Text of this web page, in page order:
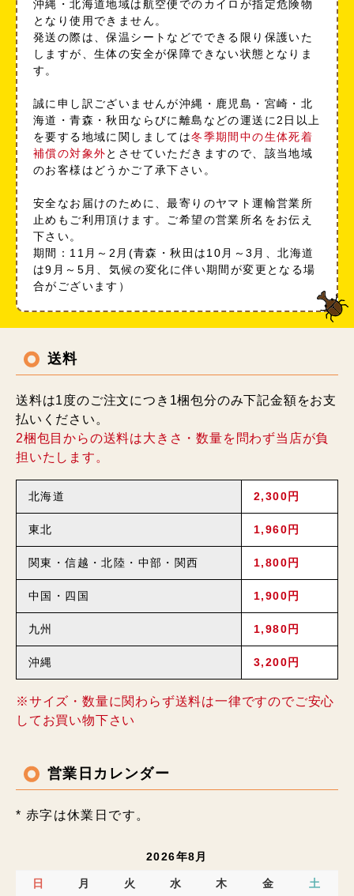
沖縄・北海道地域は航空便でのカイロが指定危険物
となり使用できません。
発送の際は、保温シートなどでできる限り保護いた
しますが、生体の安全が保障できない状態となりま
す。
誠に申し訳ございませんが沖縄・鹿児島・宮崎・北
海道・青森・秋田ならびに離島などの運送に2日以上
を要する地域に関しましては冬季期間中の生体死着
補償の対象外とさせていただきますので、該当地域
のお客様はどうかご了承下さい。
安全なお届けのために、最寄りのヤマト運輸営業所
止めもご利用頂けます。ご希望の営業所名をお伝え
下さい。
期間：11月～2月(青森・秋田は10月～3月、北海道
は9月～5月、気候の変化に伴い期間が変更となる場
合がございます）
送料
送料は1度のご注文につき1梱包分のみ下記金額をお支
払いください。
2梱包目からの送料は大きさ・数量を問わず当店が負
担いたします。
北海道 2,300円
東北 1,960円
関東・信越・北陸・中部・関西 1,800円
中国・四国 1,900円
九州 1,980円
沖縄 3,200円
※サイズ・数量に関わらず送料は一律ですのでご安心
してお買い物下さい
営業日カレンダー
* 赤字は休業日です。
2026年8月
日 月 火 水 木 金 土